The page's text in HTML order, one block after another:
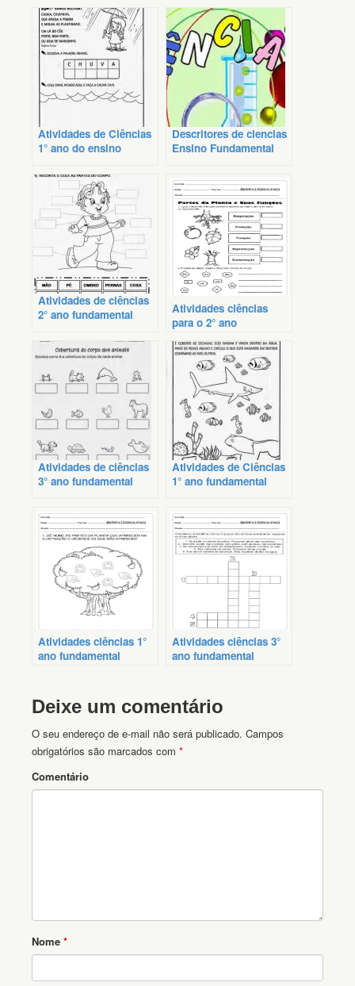
Atividades de Ciências
1° ano do ensino
Descritores de ciencias
Ensino Fundamental
Atividades de ciências
2° ano fundamental
Atividades ciências
para o 2° ano
Atividades de ciências
3° ano fundamental
Atividades de Ciências
1° ano fundamental
Atividades ciências 1°
ano fundamental
Atividades ciências 3°
ano fundamental
Deixe um comentário
O seu endereço de e-mail não será publicado. Campos
obrigatórios são marcados com *
Comentário
Nome *